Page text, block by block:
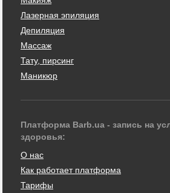
Лазерная эпиляция
Депиляция
Массаж
Тату, пирсинг
Маникюр
Платформа Barb.ua - запись на
здоровья:
О нас
Как работает платформа
Тарифы